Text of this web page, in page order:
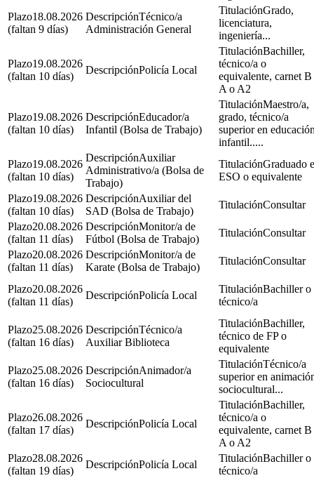
18.08.2026
(faltan 9 días)
Técnico/a
Administración General
Grado,
licenciatura,
ingeniería...
19.08.2026
(faltan 10 días)
Policía Local
Bachiller,
técnico/a o
equivalente, carnet
A o A2
19.08.2026
(faltan 10 días)
Educador/a
Infantil (Bolsa de Trabajo)
Maestro/a,
grado, técnico/a
superior en
infantil.....
19.08.2026
(faltan 10 días)
Auxiliar
Administrativo/a (Bolsa de
Trabajo)
Graduado
ESO o equivalente
19.08.2026
(faltan 10 días)
Auxiliar del
SAD (Bolsa de Trabajo)
Consultar
20.08.2026
(faltan 11 días)
Monitor/a de
Fútbol (Bolsa de Trabajo)
Consultar
20.08.2026
(faltan 11 días)
Monitor/a de
Karate (Bolsa de Trabajo)
Consultar
20.08.2026
(faltan 11 días)
Policía Local
Bachiller o
técnico/a
25.08.2026
(faltan 16 días)
Técnico/a
Auxiliar Biblioteca
Bachiller,
técnico de FP o
equivalente
25.08.2026
(faltan 16 días)
Animador/a
Sociocultural
Técnico/a
superior en
sociocultural...
26.08.2026
(faltan 17 días)
Policía Local
Bachiller,
técnico/a o
equivalente, carnet
A o A2
28.08.2026
(faltan 19 días)
Policía Local
Bachiller o
técnico/a